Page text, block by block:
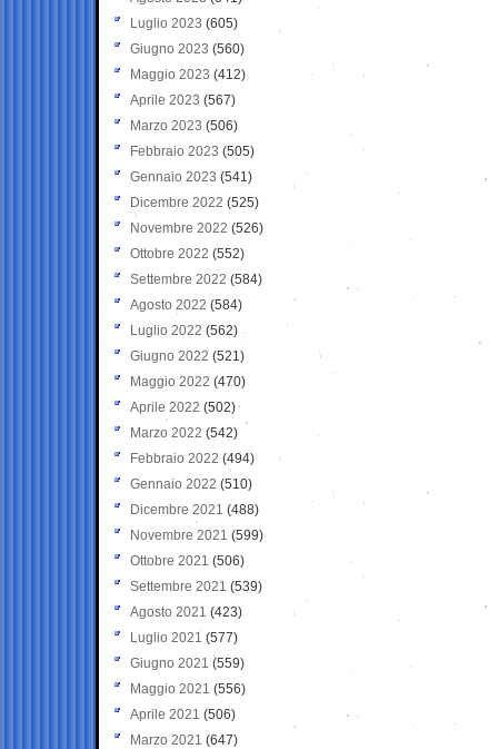
Luglio 2023 (605)
Giugno 2023 (560)
Maggio 2023 (412)
Aprile 2023 (567)
Marzo 2023 (506)
Febbraio 2023 (505)
Gennaio 2023 (541)
Dicembre 2022 (525)
Novembre 2022 (526)
Ottobre 2022 (552)
Settembre 2022 (584)
Agosto 2022 (584)
Luglio 2022 (562)
Giugno 2022 (521)
Maggio 2022 (470)
Aprile 2022 (502)
Marzo 2022 (542)
Febbraio 2022 (494)
Gennaio 2022 (510)
Dicembre 2021 (488)
Novembre 2021 (599)
Ottobre 2021 (506)
Settembre 2021 (539)
Agosto 2021 (423)
Luglio 2021 (577)
Giugno 2021(559)
Maggio 2021 (556)
Aprile 2021 (506)
Marzo 2021 (647)